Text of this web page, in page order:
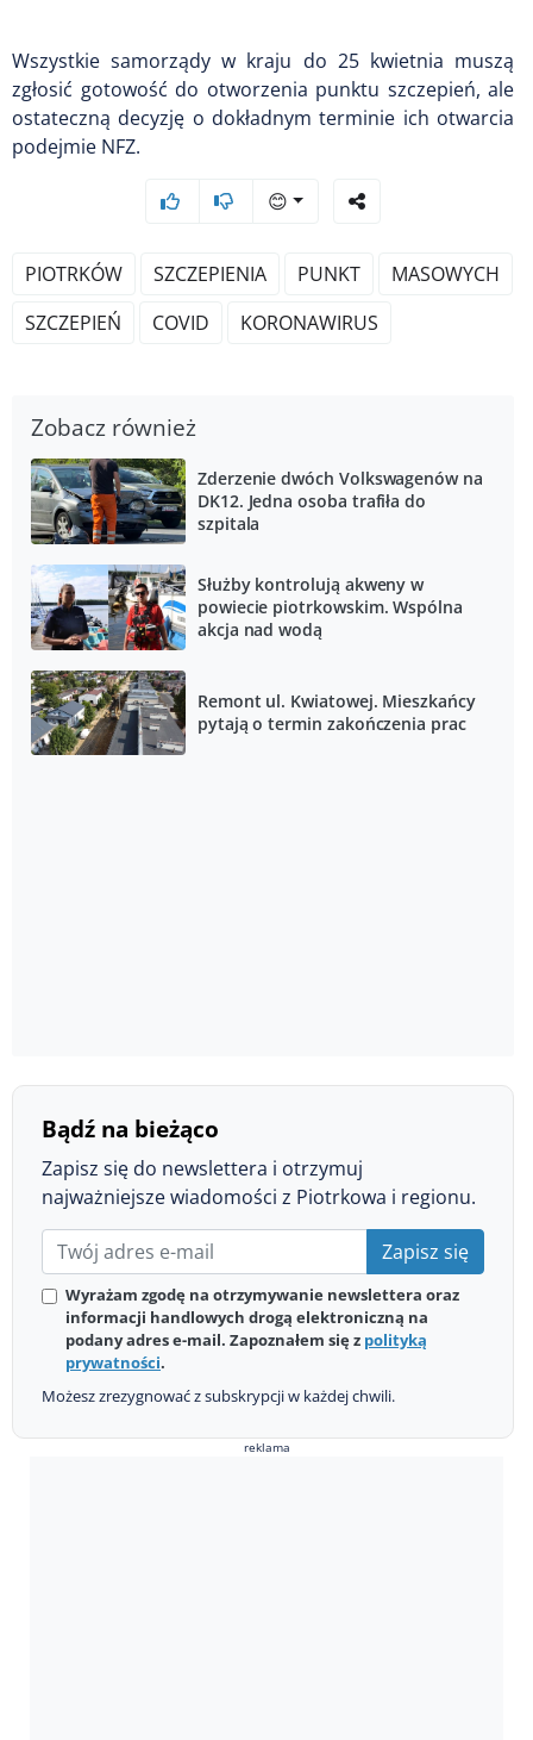
Wszystkie samorządy w kraju do 25 kwietnia muszą
zgłosić gotowość do otworzenia punktu szczepień, ale
ostateczną decyzję o dokładnym terminie ich otwarcia
podejmie NFZ.
😊
PIOTRKÓW SZCZEPIENIA PUNKT
MASOWYCH
SZCZEPIEŃ
COVID KORONAWIRUS
Zobacz również
Zderzenie dwóch Volkswagenów na
DK12. Jedna osoba trafiła do
szpitala
Służby kontrolują akweny w
powiecie piotrkowskim. Wspólna
akcja nad wodą
Remont ul. Kwiatowej. Mieszkańcy
pytają o termin zakończenia prac
Bądź na bieżąco
Zapisz się do newslettera i otrzymuj
najważniejsze wiadomości z Piotrkowa i regionu.
Zapisz się
Wyrażam zgodę na otrzymywanie newslettera oraz
informacji handlowych drogą elektroniczną na
podany adres e-mail. Zapoznałem się z polityką
prywatności.
Możesz zrezygnować z subskrypcji w każdej chwili.
reklama